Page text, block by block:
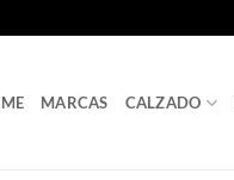
MARCAS CALZADO